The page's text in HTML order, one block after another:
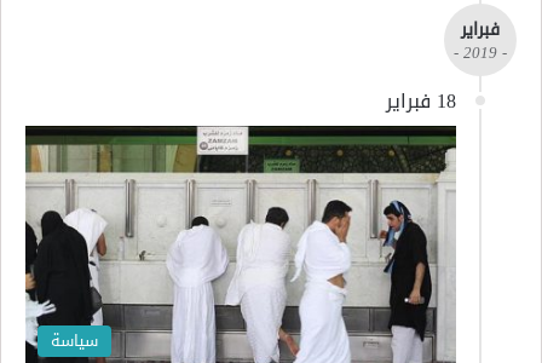
فبراير
- 2019 -
18 فبراير
سياسة